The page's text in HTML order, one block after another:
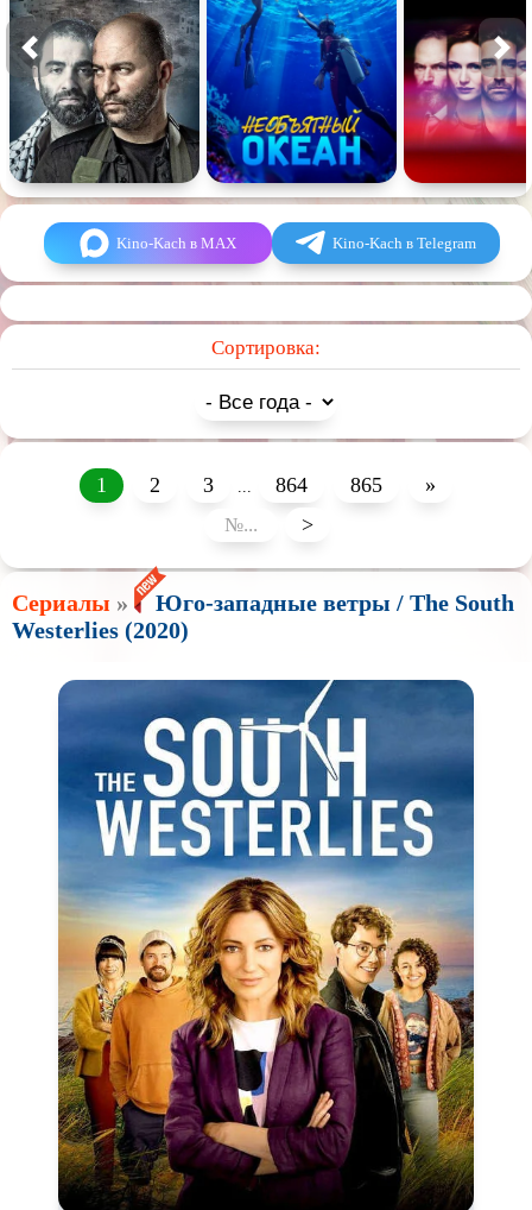
Kino-Kach в MAX Kino-Kach в Telegram
Сортировка:
1 2 3 ... 864 865
»
>
Сериалы »
Юго-западные ветры / The South
Westerlies (2020)